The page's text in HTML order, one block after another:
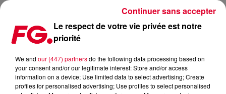
LADY GAGA SORT LA VERSION DE REMIXES DE SON ALBUM CHROMATICA
Publié : 6 septembre 2021 à 10h26 par Antony HARARI
Le respect de votre vie privée est notre
priorité
We and our (447) partnersdo the following data processing based on
your consent and/or our legitimate interest: Store and/or access
information on a device; Use limited data to select advertising; Create
profiles for personalised advertising; Use profiles to select personalised
Continuer sans accepter